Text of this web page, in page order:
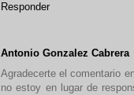
Responder
Antonio Gonzalez Cabrera
Agradecerte el comentario
no estoy en lugar de